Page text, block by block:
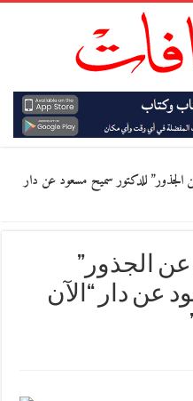
للدكتور سميح مسعود عن دار
عن الجذور”
عن دار “الآن